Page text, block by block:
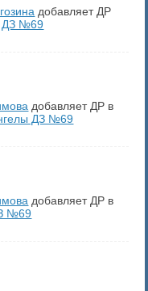
добавляет ДР
ДЗ №69
добавляет ДР в
ДЗ №69
добавляет ДР в
№69